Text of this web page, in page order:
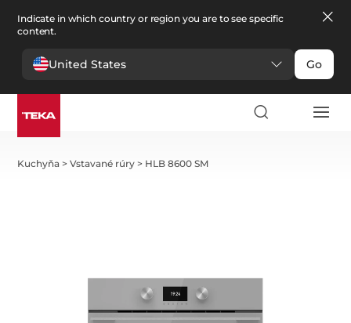
Indicate in which country or region you are to see specific
content.
United States Go
Kuchyňa >Vstavané rúry > HLB 8600 SM